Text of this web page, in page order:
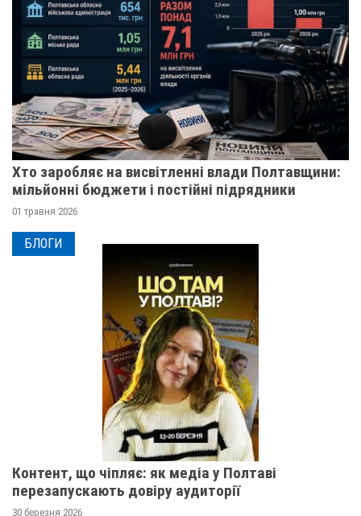
Хто заробляє на висвітленні влади Полтавщини:
мільйонні бюджети і постійні підрядники
01 травня 2026
БЛОГИ
Контент, що чіпляє: як медіа у Полтаві
перезапускають довіру аудиторії
30 березня 2026